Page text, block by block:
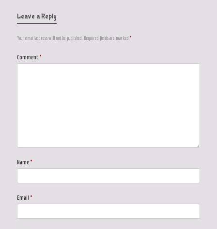
Leave a Reply
Your email address will not be published. Required fields are marked *
Comment *
Name *
Email *